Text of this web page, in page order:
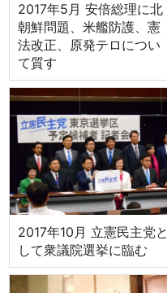
2017年5月 安倍総理に北
朝鮮問題、米艦防護、憲
法改正、原発テロについ
て質す
2017年10月 立憲民主党と
して衆議院選挙に臨む